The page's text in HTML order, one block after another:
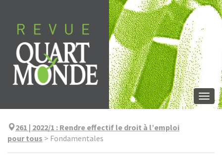
contenu
261 | 2022/1 : Rendre effectif le droit à l’emploi
pour tous > Fondamentales